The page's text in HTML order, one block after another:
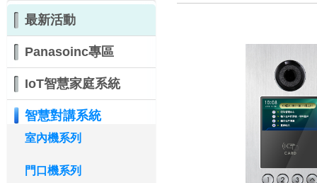
最新活動
Panasoinc專區
IoT智慧家庭系統
智慧對講系統
室內機系列
門口機系列